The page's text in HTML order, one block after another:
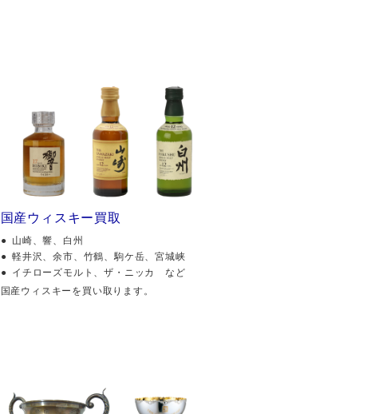
国産ウィスキー買取
山崎、響、白州
軽井沢、余市、竹鶴、駒ケ岳、宮城峡
イチローズモルト、ザ・ニッカ など
国産ウィスキーを買い取ります。